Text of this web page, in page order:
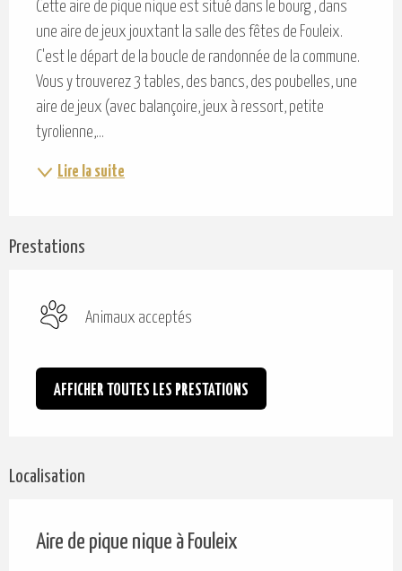
Cette aire de pique nique est situé dans le bourg , dans
une aire de jeux jouxtant la salle des fêtes de Fouleix.
C'est le départ de la boucle de randonnée de la commune.
Vous y trouverez 3 tables, des bancs, des poubelles, une
aire de jeux (avec balançoire, jeux à ressort, petite
tyrolienne,...
Lire la suite
Prestations
Animaux acceptés
AFFICHER TOUTES LES PRESTATIONS
Localisation
Aire de pique nique à Fouleix